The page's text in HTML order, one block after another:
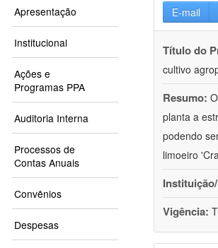
Apresentação
Institucional
Ações e
Programas PPA
Auditoria Interna
Processos de
Contas Anuais
Convênios
Despesas
E-mail
Título do
cultivo
Resumo:
planta a
podendo
limoeiro
Vigência: